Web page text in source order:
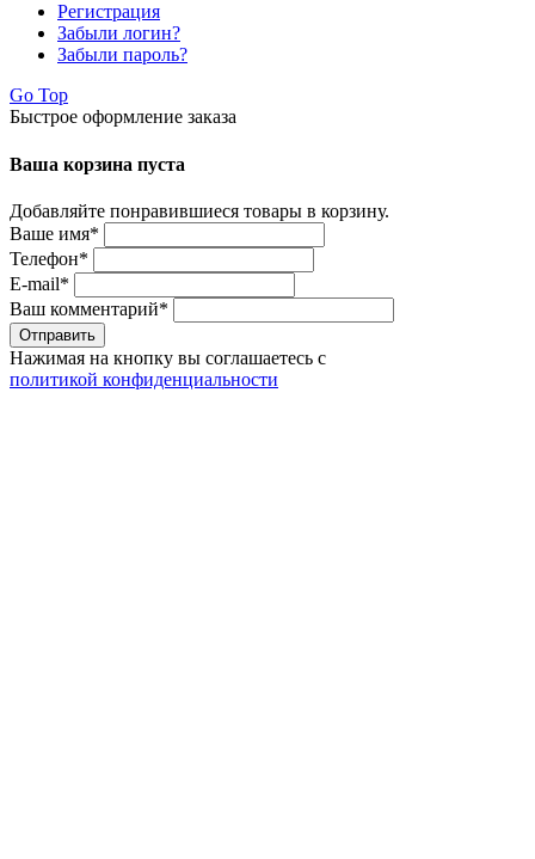
Регистрация
Забыли логин?
Забыли пароль?
Go Top
Быстрое оформление заказа
Ваша корзина пуста
Добавляйте понравившиеся товары в корзину.
Ваше имя*
Телефон*
E-mail*
Ваш комментарий*
Отправить
Нажимая на кнопку вы соглашаетесь с
политикой конфиденциальности